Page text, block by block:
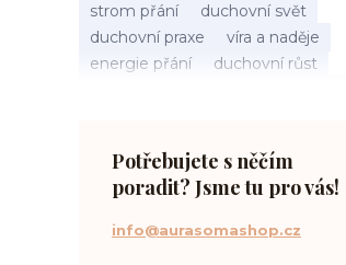
strom přání
duchovní svět
duchovní praxe
víra a naděje
energie přání
duchovní růst
práce s energiemi
přání a manifestace
Potřebujete s něčím
poradit? Jsme tu pro vás!
info@aurasomashop.cz